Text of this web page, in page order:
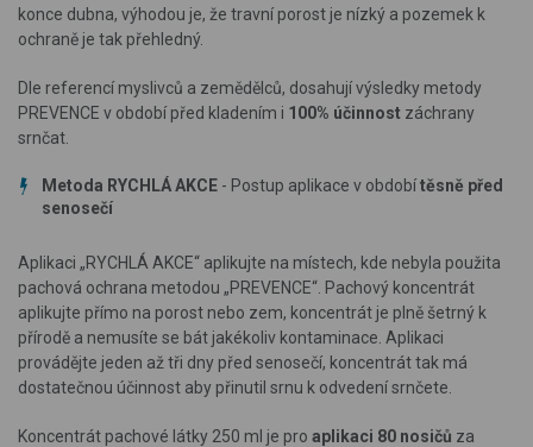
konce dubna, výhodou je, že travní porost je nízký a pozemek k
ochraně je tak přehledný.
Dle referencí myslivců a zemědělců, dosahují výsledky metody
PREVENCE v období před kladením i 100% účinnost záchrany
srnčat.
Metoda RYCHLÁ AKCE - Postup aplikace v obdobítěsně před
senosečí
Aplikaci „RYCHLÁ AKCE“ aplikujte na místech, kde nebyla použita
pachová ochrana metodou „PREVENCE“. Pachový koncentrát
aplikujte přímo na porost nebo zem, koncentrát je plně šetrný k
přírodě a nemusíte se bát jakékoliv kontaminace. Aplikaci
provádějte jeden až tři dny před senosečí, koncentrát tak má
dostatečnou účinnost aby přinutil srnu k odvedení srnčete.
Koncentrát pachové látky 250 ml je pro aplikaci 80 nosičů za